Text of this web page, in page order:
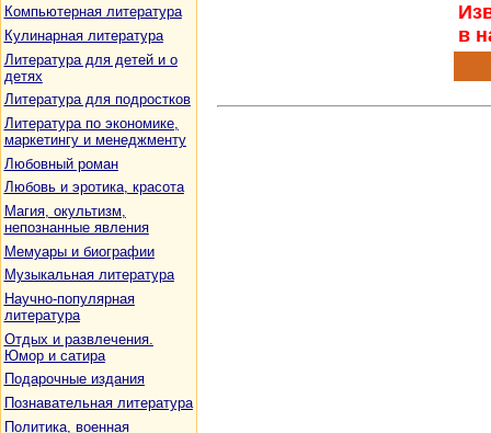
Компьютерная литература
Кулинарная литература
Литература для детей и о
детях
Литература для подростков
Литература по экономике,
маркетингу и менеджменту
Любовный роман
Любовь и эротика, красота
Магия, окультизм,
непознанные явления
Мемуары и биографии
Музыкальная литература
Научно-популярная
литература
Отдых и развлечения.
Юмор и сатира
Подарочные издания
Познавательная литература
Политика, военная
в